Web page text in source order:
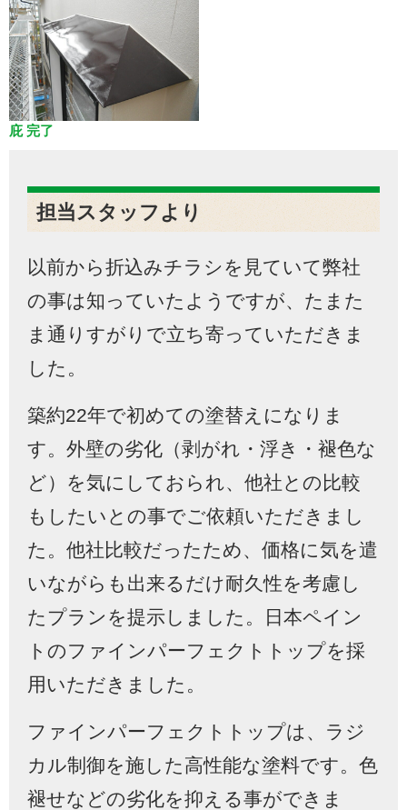
庇 完了
担当スタッフより
以前から折込みチラシを見ていて弊社
の事は知っていたようですが、たまた
ま通りすがりで立ち寄っていただきま
した。
築約22年で初めての塗替えになりま
す。外壁の劣化（剥がれ・浮き・褪色な
ど）を気にしておられ、他社との比較
もしたいとの事でご依頼いただきまし
た。他社比較だったため、価格に気を遣
いながらも出来るだけ耐久性を考慮し
たプランを提示しました。日本ペイン
トのファインパーフェクトトップを採
用いただきました。
ファインパーフェクトトップは、ラジ
カル制御を施した高性能な塗料です。色
褪せなどの劣化を抑える事ができま